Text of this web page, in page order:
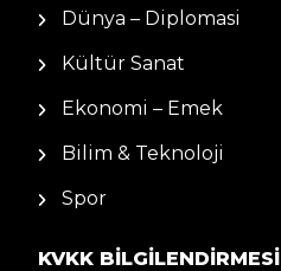
Dünya – Diplomasi
Kültür Sanat
Ekonomi – Emek
Bilim & Teknoloji
Spor
KVKK BILGILENDIRMESI